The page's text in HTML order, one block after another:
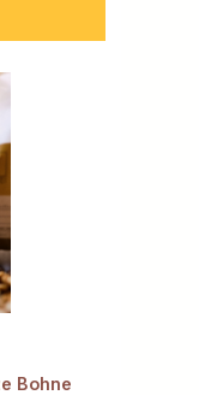
Bohne